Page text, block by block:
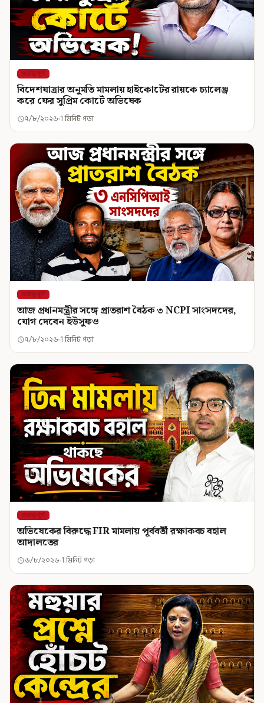
গুরুত্বপূর্ণ
বিদেশযাত্রার অনুমতি মামলায় হাইকোর্টের রায়কে চ্যালেঞ্জ
করে ফের সুপ্রিম কোর্টে অভিষেক
৭/৮/২০২৬ 1 মিনিট পড়া
গুরুত্বপূর্ণ
আজ প্রধানমন্ত্রীর সঙ্গে প্রাতরাশ বৈঠক ৩ NCPI সাংসদদের,
যোগ দেবেন ইউসুফও
৭/৮/২০২৬ 1 মিনিট পড়া
গুরুত্বপূর্ণ
অভিষেকের বিরুদ্ধে FIR মামলায় পূর্ববর্তী রক্ষাকবচ বহাল
আদালতের
৬/৮/২০২৬ 1 মিনিট পড়া